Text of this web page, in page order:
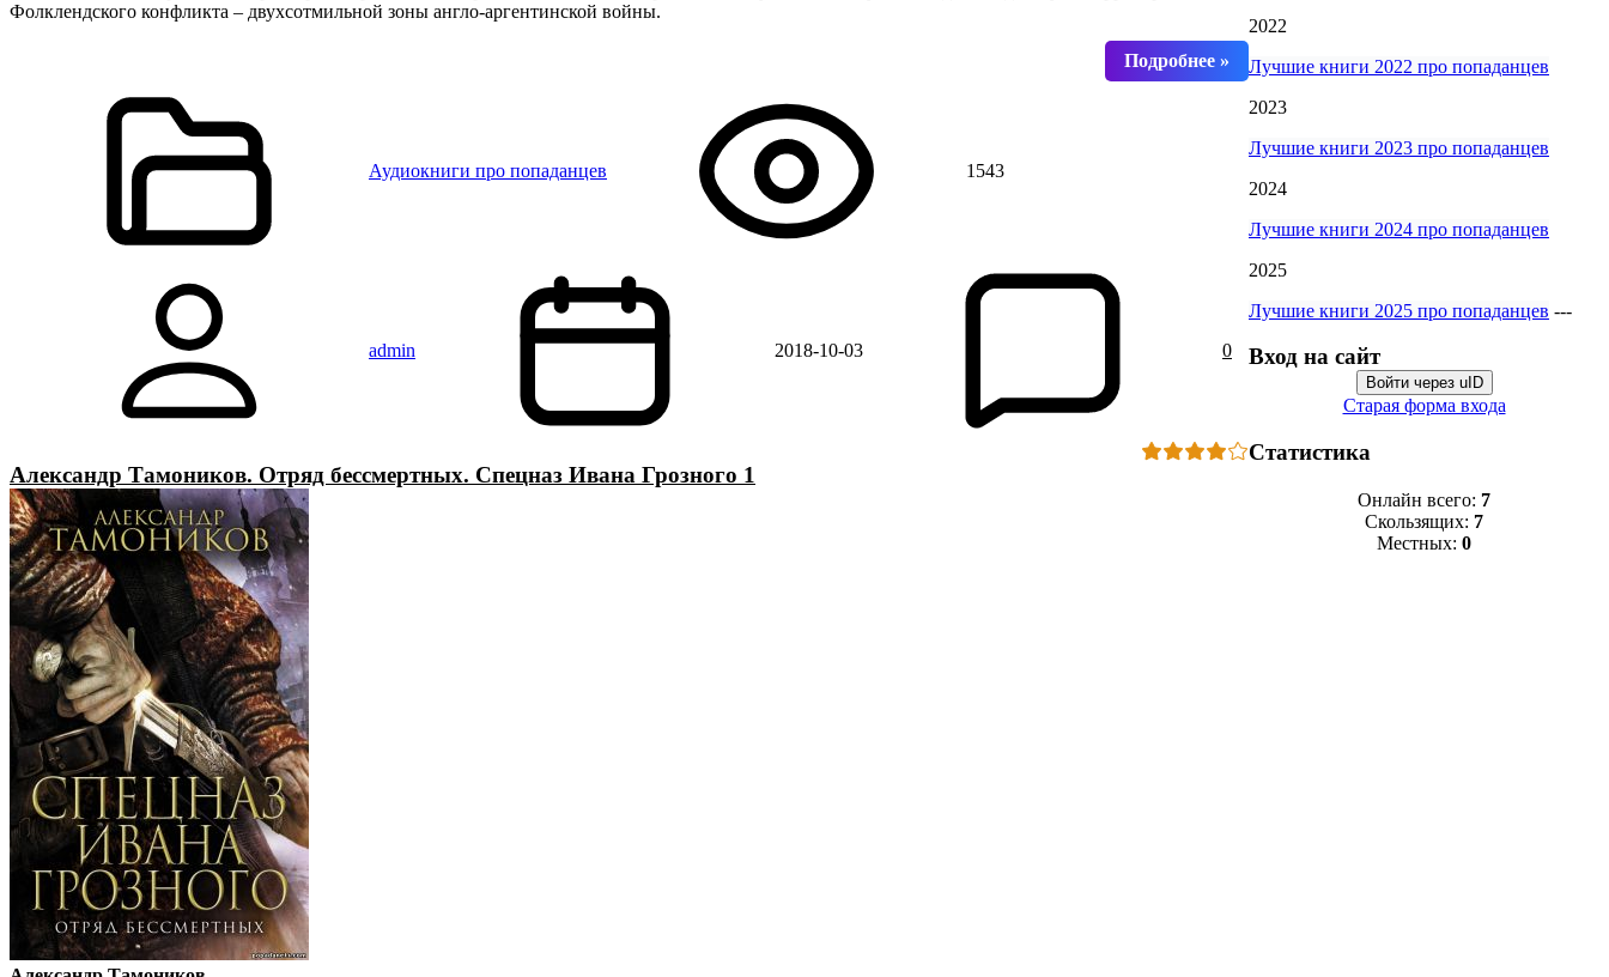
Фолклендского конфликта – двухсотмильной зоны англо-аргентинской войны.
Аудиокниги про попаданцев 1543
admin 2018-10-03 0
Александр Тамоников. Отряд бессмертных. Спецназ Ивана Грозного 1
2022
Лучшие книги 2022 про попаданцев
2023
Лучшие книги 2023 про попаданцев
2024
Лучшие книги 2024 про попаданцев
2025
Лучшие книги 2025 про попаданцев ---
Вход на сайт
Войти через uID
Старая форма входа
Статистика
Онлайн всего: 7
Скользящих: 7
Местных: 0